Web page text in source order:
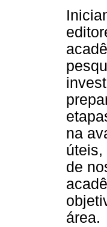
na
úteis,
de
área.